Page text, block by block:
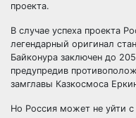
проекта.
В случае успеха проекта
легендарный оригинал
Байконура заключен до
предупредив
замглавы Казкосмоса
Но Россия может не уйти